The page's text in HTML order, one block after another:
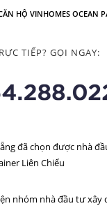
HỘ VINHOMES OCEAN
TIẾP? GỌI NGAY:
đã chọn được nhà
Liên Chiểu
nhóm nhà đầu tư xây